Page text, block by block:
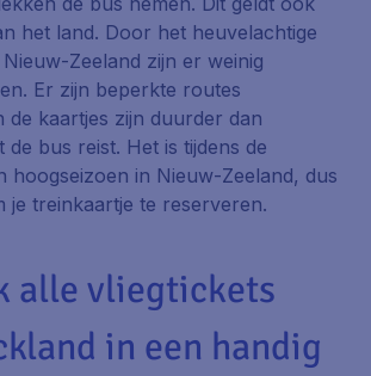
het land. Door het heuvelachtige
Zeeland zijn er weinig
Er zijn beperkte routes
de kaartjes zijn duurder dan
de bus reist. Het is tijdens de
hoogseizoen in Nieuw-Zeeland, dus
je treinkaartje te reserveren.
alle vliegtickets
in een handig